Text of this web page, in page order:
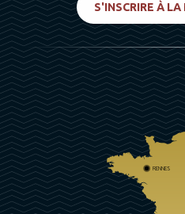
S'INSCRIRE À
RENNES